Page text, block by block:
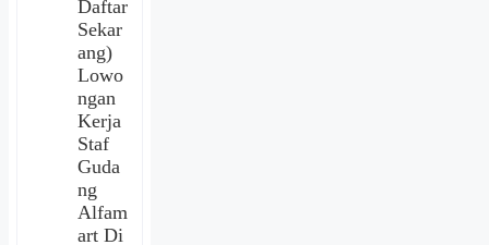
Daftar
Sekar
ang)
Lowo
ngan
Kerja
Staf
Guda
ng
Alfam
art Di